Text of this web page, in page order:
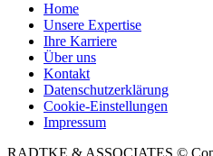
Home
Unsere Expertise
Ihre Karriere
Über uns
Kontakt
Datenschutzerklärung
Cookie-Einstellungen
Impressum
RADTKE & ASSOCIATES ©